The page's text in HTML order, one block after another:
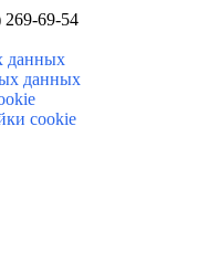
269-69-54
данных
данных
cookie